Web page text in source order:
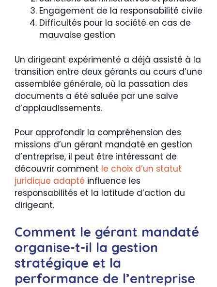
Engagement de la responsabilité civile
Difficultés pour la société en cas de
mauvaise gestion
Un dirigeant expérimenté a déjà assisté à la
transition entre deux gérants au cours d’une
assemblée générale, où la passation des
documents a été saluée par une salve
d’applaudissements.
Pour approfondir la compréhension des
missions d’un gérant mandaté en gestion
d’entreprise, il peut être intéressant de
découvrir comment le choix d’un statut
juridique adapté influence les
responsabilités et la latitude d’action du
dirigeant.
Comment le gérant mandaté
organise-t-il la gestion
stratégique et la
performance de l’entreprise